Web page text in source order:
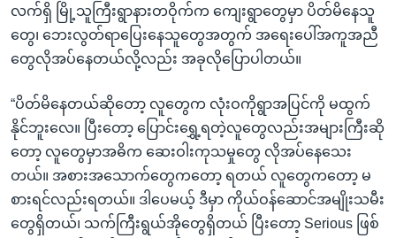
လက်ရှိ မြို့သူကြီးရွာနားတဝိုက်က ကျေးရွာတွေမှာ ပိတ်မိနေသူ
တွေ၊ ဘေးလွတ်ရာပြေးနေသူတွေအတွက် အရေးပေါ်အကူအညီ
တွေလိုအပ်နေတယ်လို့လည်း အခုလိုပြောပါတယ်။
“ပိတ်မိနေတယ်ဆိုတော့ လူတွေက လုံးဝကိုရွာအပြင်ကို မထွက်
နိုင်ဘူးလေ။ ပြီးတော့ ပြောင်းရွှေ့ရတဲ့လူတွေလည်းအများကြီးဆို
တော့ လူတွေမှာအဓိက ဆေးဝါးကုသမှုတွေ လိုအပ်နေသေး
တယ်။ အစားအသောက်တွေကတော့ ရတယ် လူတွေကတော့ မ
စားရင်လည်းရတယ်။ ဒါပေမယ့် ဒီမှာ ကိုယ်ဝန်ဆောင်အမျိုးသမီး
တွေရှိတယ်၊ သက်ကြီးရွယ်အိုတွေရှိတယ် ပြီးတော့ Serious ဖြစ်